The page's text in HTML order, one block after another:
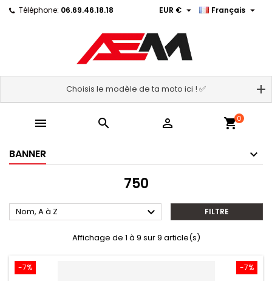
Téléphone: 06.69.46.18.18 Français 
EUR € 
Choisis le modèle de ta moto ici ! ✅
   shopping_cart0
BANNER
750
Nom, A à Z  FILTRE
Affichage de 1 à 9 sur 9 article(s)
-7%
-7%